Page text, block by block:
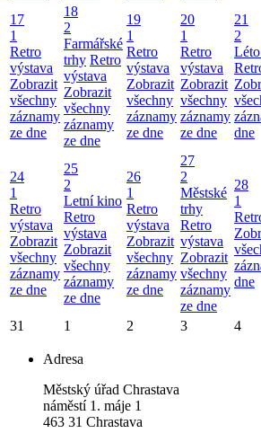
17
1
Retro
výstava
Zobrazit
všechny
záznamy
ze dne
18
2
Farmářské
trhy Retro
výstava
Zobrazit
všechny
záznamy
ze dne
19
1
Retro
výstava
Zobrazit
všechny
záznamy
ze dne
20
1
Retro
výstava
Zobrazit
všechny
záznamy
ze dne
21
2
dne
24
1
Retro
výstava
Zobrazit
všechny
záznamy
ze dne
25
2
Letní kino
Retro
výstava
Zobrazit
všechny
záznamy
ze dne
26
1
Retro
výstava
Zobrazit
všechny
záznamy
ze dne
27
2
Městské
trhy
Retro
výstava
Zobrazit
všechny
záznamy
ze dne
28
1
dne
31 1 2 3 4
Adresa
Městský úřad Chrastava
náměstí 1. máje 1
463 31 Chrastava